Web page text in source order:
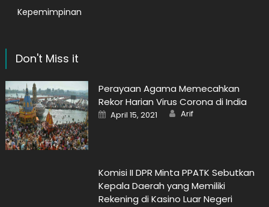
Kepemimpinan
Don't Miss it
Perayaan Agama Memecahkan
Rekor Harian Virus Corona di India
Posted
on
April 15, 2021 Author
Arif
Komisi II DPR Minta PPATK Sebutkan
Kepala Daerah yang Memiliki
Rekening di Kasino Luar Negeri